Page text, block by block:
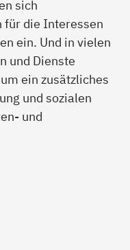
sich
für die Interessen
ein. Und in vielen
und Dienste
ein zusätzliches
und sozialen
und